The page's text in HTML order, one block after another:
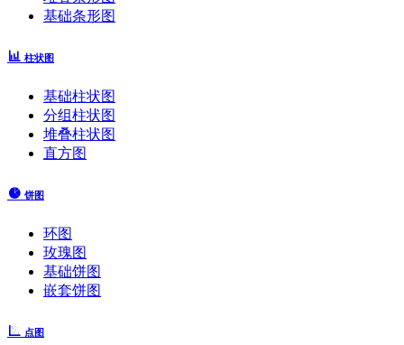
基础条形图
柱状图
基础柱状图
分组柱状图
堆叠柱状图
直方图
饼图
环图
玫瑰图
基础饼图
嵌套饼图
点图